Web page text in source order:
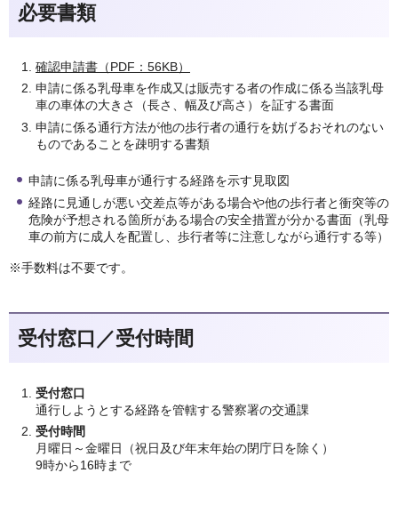
必要書類
確認申請書（PDF：56KB）
申請に係る乳母車を作成又は販売する者の作成に係る当該乳母
車の車体の大きさ（長さ、幅及び高さ）を証する書面
申請に係る通行方法が他の歩行者の通行を妨げるおそれのない
ものであることを疎明する書類
申請に係る乳母車が通行する経路を示す見取図
経路に見通しが悪い交差点等がある場合や他の歩行者と衝突等の
危険が予想される箇所がある場合の安全措置が分かる書面（乳母
車の前方に成人を配置し、歩行者等に注意しながら通行する等）
※手数料は不要です。
受付窓口／受付時間
受付窓口
通行しようとする経路を管轄する警察署の交通課
受付時間
月曜日～金曜日（祝日及び年末年始の閉庁日を除く）
9時から16時まで